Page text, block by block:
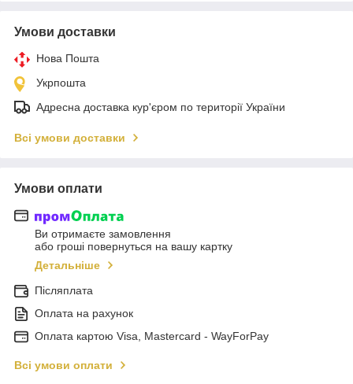
Умови доставки
Нова Пошта
Укрпошта
Адресна доставка кур'єром по території України
Всі умови доставки
Умови оплати
Ви отримаєте замовлення
або гроші повернуться на вашу картку
Детальніше
Післяплата
Оплата на рахунок
Оплата картою Visa, Mastercard - WayForPay
Всі умови оплати